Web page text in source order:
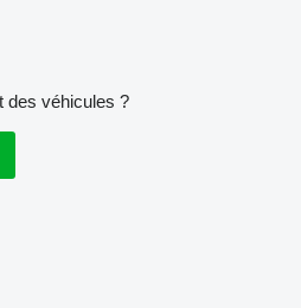
des véhicules ?